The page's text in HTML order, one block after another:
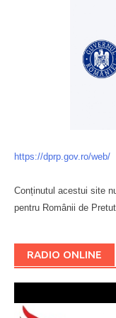
https://dprp.gov.ro/web/
Conținutul acestui site
pentru Românii de
RADIO ONLINE